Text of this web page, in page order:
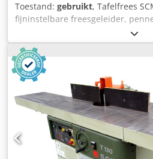
Toestand: gebruikt, Tafelfrees
fijninstelbare freesgeleider,
rechts-/linksdraaiend Dodpfxjw
Technische gegevens -----
Spindeldiameter: 30 mm,
3.000/4.500/6.000/7.000/10.000
Afzuigaansluiting Ø: 120 mm,
120 mm